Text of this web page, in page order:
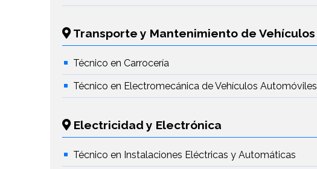
Transporte y Mantenimiento de Vehículos
Técnico en Carrocería
Técnico en Electromecánica de Vehículos Automóviles
Electricidad y Electrónica
Técnico en Instalaciones Eléctricas y Automáticas